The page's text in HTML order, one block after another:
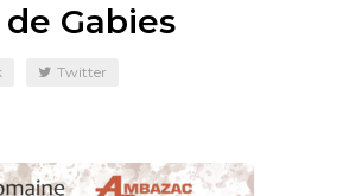
Gabies
Twitter